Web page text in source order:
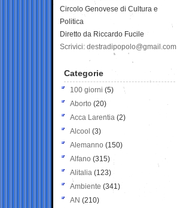
Circolo Genovese di Cultura e
Politica
Diretto da Riccardo Fucile
Scrivici: destradipopolo@gmail.com
Categorie
100 giorni (5)
Aborto (20)
Acca Larentia (2)
Alcool (3)
Alemanno (150)
Alfano (315)
Alitalia (123)
Ambiente (341)
AN (210)